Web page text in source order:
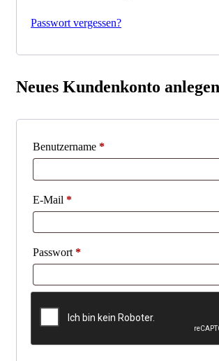
Passwort vergessen?
Neues Kundenkonto anlegen
Benutzername *Erforderlich
E-Mail *Erforderlich
Passwort *Erforderlich